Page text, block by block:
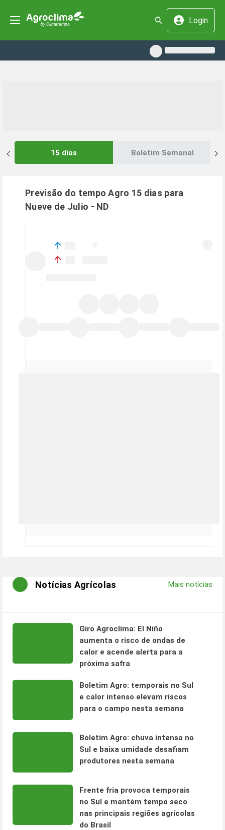
Login
15 dias Boletim Semanal
Previsão do tempo Agro 15 dias para
Nueve de Julio - ND
Notícias Agrícolas Mais notícias
Giro Agroclima: El Niño
aumenta o risco de ondas de
calor e acende alerta para a
próxima safra
Boletim Agro: temporais no Sul
e calor intenso elevam riscos
para o campo nesta semana
Boletim Agro: chuva intensa no
Sul e baixa umidade desafiam
produtores nesta semana
Frente fria provoca temporais
no Sul e mantém tempo seco
nas principais regiões agrícolas
do Brasil